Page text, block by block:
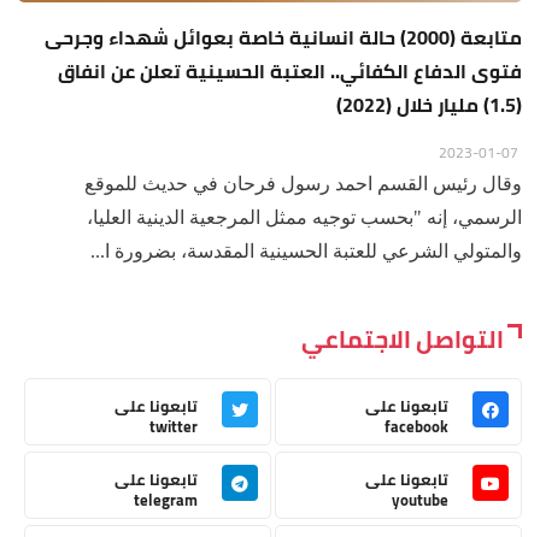
متابعة (2000) حالة انسانية خاصة بعوائل شهداء وجرحى
فتوى الدفاع الكفائي.. العتبة الحسينية تعلن عن انفاق
(1.5) مليار خلال (2022)
وقال رئيس القسم احمد رسول فرحان في حديث للموقع
الرسمي، إنه "بحسب توجيه ممثل المرجعية الدينية العليا،
والمتولي الشرعي للعتبة الحسينية المقدسة، بضرورة ا...
التواصل الاجتماعي
تابعونا على
facebook
تابعونا على
twitter
تابعونا على
youtube
تابعونا على
telegram